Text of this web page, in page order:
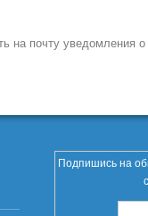
на почту уведомления
Подпишись на